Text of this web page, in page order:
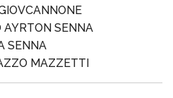
SENNA
SENNA
MAZZETTI